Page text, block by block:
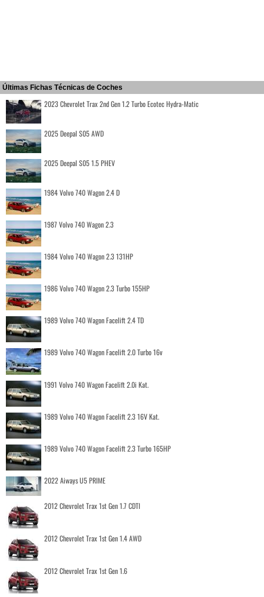
Últimas Fichas Técnicas de Coches
2023 Chevrolet Trax 2nd Gen 1.2 Turbo Ecotec Hydra-Matic
2025 Deepal S05 AWD
2025 Deepal S05 1.5 PHEV
1984 Volvo 740 Wagon 2.4 D
1987 Volvo 740 Wagon 2.3
1984 Volvo 740 Wagon 2.3 131HP
1986 Volvo 740 Wagon 2.3 Turbo 155HP
1989 Volvo 740 Wagon Facelift 2.4 TD
1989 Volvo 740 Wagon Facelift 2.0 Turbo 16v
1991 Volvo 740 Wagon Facelift 2.0i Kat.
1989 Volvo 740 Wagon Facelift 2.3 16V Kat.
1989 Volvo 740 Wagon Facelift 2.3 Turbo 165HP
2022 Aiways U5 PRIME
2012 Chevrolet Trax 1st Gen 1.7 CDTI
2012 Chevrolet Trax 1st Gen 1.4 AWD
2012 Chevrolet Trax 1st Gen 1.6